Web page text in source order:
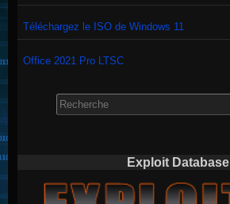
Téléchargez le ISO de Windows 11
Office 2021 Pro LTSC
for:
Exploit Database